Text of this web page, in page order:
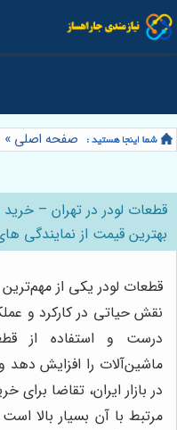
صفحه اصلی »
قطعات لودر در تهران –
بهترین قیمت از نمایندگی
قطعات لودر یکی از
نقش حیاتی در کارکرد و
درست و استفاده از
ماشین‌آلات را افزایش
در بازار ایران، تقاضا
مرتبط با آن بسیار بالا